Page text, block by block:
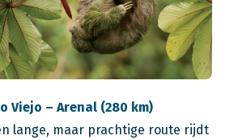
Viejo – Arenal (280 km)
lange, maar prachtige route rijdt